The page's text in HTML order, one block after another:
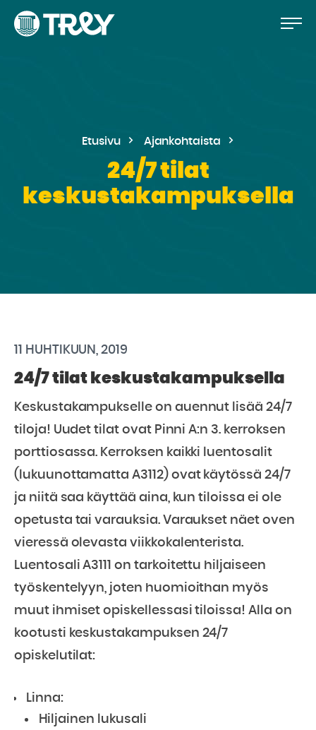
Hyppää
sisältöön
Siirry
TREY
-etusivulle
Etusivu Ajankohtaista
24/7 tilat
keskustakampuksella
11 HUHTIKUUN, 2019
24/7 tilat keskustakampuksella
Keskustakampukselle on auennut lisää 24/7
tiloja! Uudet tilat ovat Pinni A:n 3. kerroksen
porttiosassa. Kerroksen kaikki luentosalit
(lukuunottamatta A3112) ovat käytössä 24/7
ja niitä saa käyttää aina, kun tiloissa ei ole
opetusta tai varauksia. Varaukset näet oven
vieressä olevasta viikkokalenterista.
Luentosali A3111 on tarkoitettu hiljaiseen
työskentelyyn, joten huomioithan myös
muut ihmiset opiskellessasi tiloissa! Alla on
kootusti keskustakampuksen 24/7
opiskelutilat:
Linna:
Hiljainen lukusali